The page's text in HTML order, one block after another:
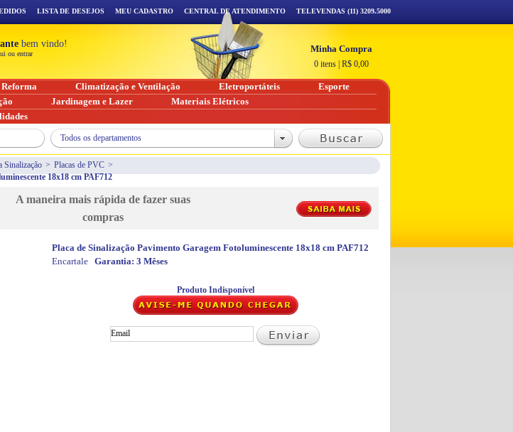
Sinalização > Placas de PVC >
18x18 cm PAF712
A maneira mais rápida de fazer suas
compras
Placa de Sinalização Pavimento Garagem Fotoluminescente 18x18 cm PAF712
Encartale Garantia: 3 Mêses
Produto Indisponível
LISTA DE DESEJOS MEU CADASTRO CENTRAL DE ATENDIMENTO TELEVENDAS (11) 3209.5000
bem vindo!
ou entrar Minha Compra
0 itens R$ 0,00
Reforma Climatização e Ventilação Eletroportáteis
Esporte
Jardinagem e Lazer
Materiais Elétricos
Todos os departamentos